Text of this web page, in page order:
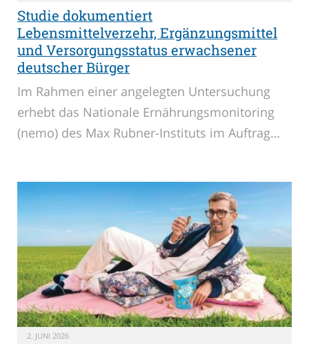
Studie dokumentiert
Lebensmittelverzehr, Ergänzungsmittel
und Versorgungsstatus erwachsener
deutscher Bürger
Im Rahmen einer angelegten Untersuchung
erhebt das Nationale Ernährungsmonitoring
(nemo) des Max Rubner-Instituts im Auftrag…
2. JUNI 2026